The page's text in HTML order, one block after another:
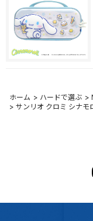
ホーム > ハードで選ぶ >
> サンリオ クロミ シナモ